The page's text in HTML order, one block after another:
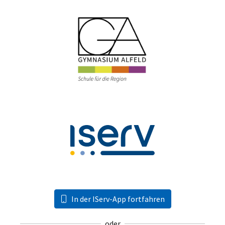
In der IServ-App fortfahren